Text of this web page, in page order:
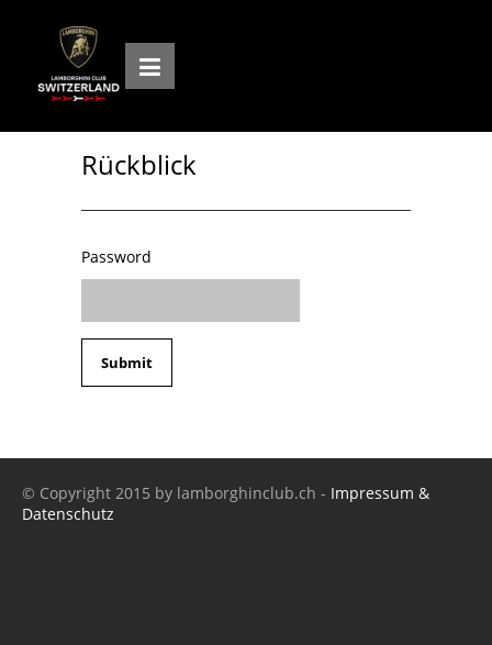
Rückblick
Password
© Copyright 2015 by lamborghinclub.ch - Impressum &
Datenschutz